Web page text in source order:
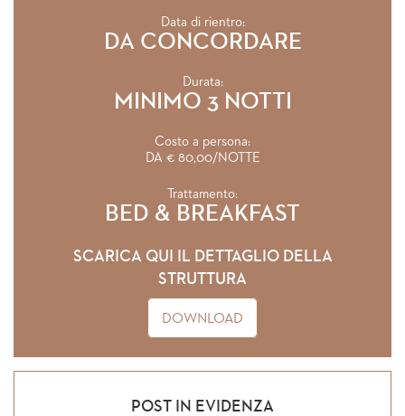
Data di rientro:
DA CONCORDARE
Durata:
MINIMO 3 NOTTI
Costo a persona:
DA € 80,00/NOTTE
Trattamento:
BED & BREAKFAST
SCARICA QUI IL DETTAGLIO DELLA
STRUTTURA
DOWNLOAD
POST IN EVIDENZA